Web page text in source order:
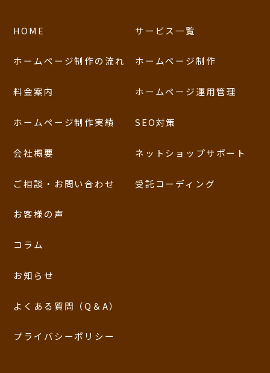
HOME
ホームページ制作の流れ
料金案内
ホームページ制作実績
会社概要
ご相談・お問い合わせ
サービス一覧
ホームページ制作
ホームページ運用管理
SEO対策
ネットショップサポート
受託コーディング
お客様の声
コラム
お知らせ
よくある質問（Q＆A）
プライバシーポリシー